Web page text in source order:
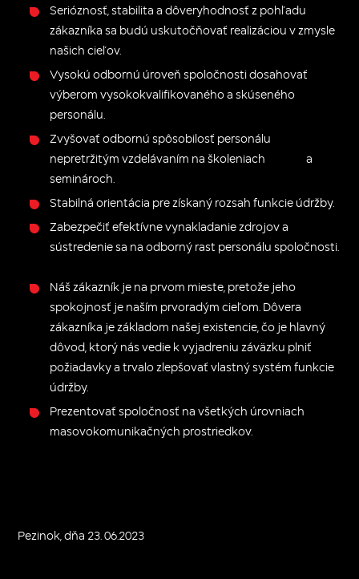
Serióznosť, stabilita a dôveryhodnosť z pohľadu
zákazníka sa budú uskutočňovať realizáciou v zmysle
našich cieľov.
Vysokú odbornú úroveň spoločnosti dosahovať
výberom vysokokvalifikovaného a skúseného
personálu.
Zvyšovať odbornú spôsobilosť personálu
nepretržitým vzdelávaním na školeniach a
seminároch.
Stabilná orientácia pre získaný rozsah funkcie údržby.
Zabezpečiť efektívne vynakladanie zdrojov a
sústredenie sa na odborný rast personálu spoločnosti.
Náš zákazník je na prvom mieste, pretože jeho
spokojnosť je naším prvoradým cieľom. Dôvera
zákazníka je základom našej existencie, čo je hlavný
dôvod, ktorý nás vedie k vyjadreniu záväzku plniť
požiadavky a trvalo zlepšovať vlastný systém funkcie
údržby.
Prezentovať spoločnosť na všetkých úrovniach
masovokomunikačných prostriedkov.
Pezinok, dňa 23. 06.2023